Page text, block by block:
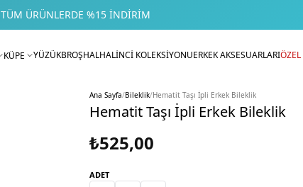
TÜM ÜRÜNLERDE %15 İNDIRIM
KÜPE YÜZÜKBROŞHALHALİNCİ KOLEKSİYONUERKEK AKSESUARLARIÖZEL
Ana Sayfa/Bileklik/Hematit Taşı İpli Erkek Bileklik
Hematit Taşı İpli Erkek Bileklik
₺525,00
ADET